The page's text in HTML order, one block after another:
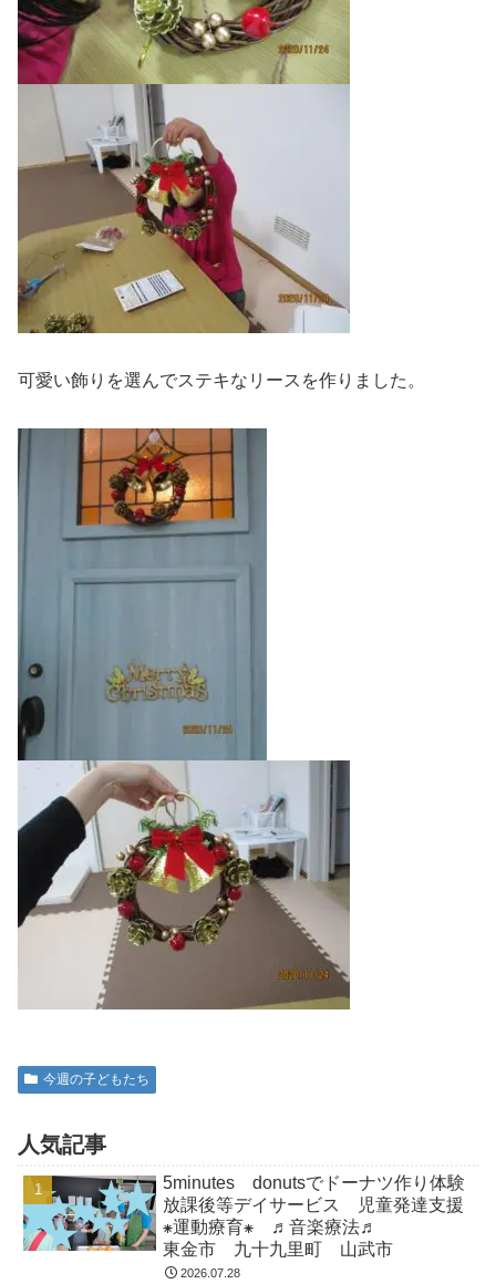
可愛い飾りを選んでステキなリースを作りました。
今週の子どもたち
人気記事
5minutes donutsでドーナツ作り体験
放課後等デイサービス 児童発達支援
⁕運動療育⁕ ♬音楽療法♬
東金市 九十九里町 山武市
2026.07.28